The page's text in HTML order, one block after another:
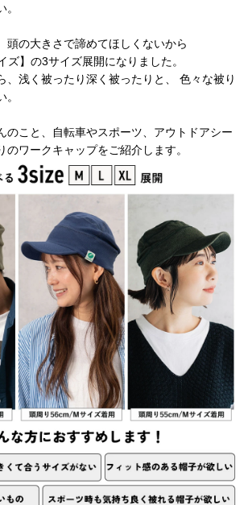
頭の大きさで諦めてほしくないから
ズ】の3サイズ展開になりました。
、浅く被ったり深く被ったりと、 色々な被り
のこと、自転車やスポーツ、アウトドアシー
のワークキャップをご紹介します。